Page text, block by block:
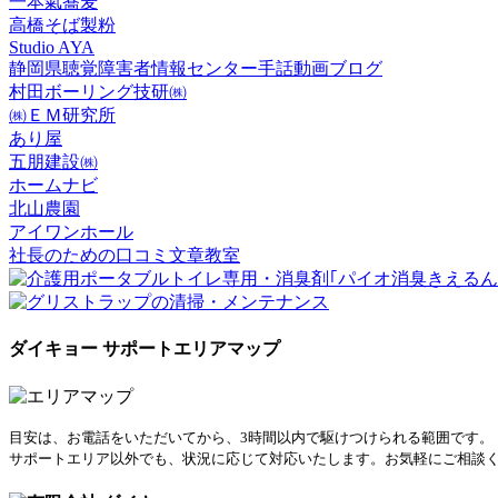
高橋そば製粉
Studio AYA
静岡県聴覚障害者情報センター手話動画ブログ
村田ボーリング技研㈱
㈱ＥＭ研究所
あり屋
五朋建設㈱
ホームナビ
北山農園
アイワンホール
社長のための口コミ文章教室
ダイキョー サポートエリアマップ
目安は、お電話をいただいてから、3時間以内で駆けつけられる範囲です。
サポートエリア以外でも、状況に応じて対応いたします。お気軽にご相談く